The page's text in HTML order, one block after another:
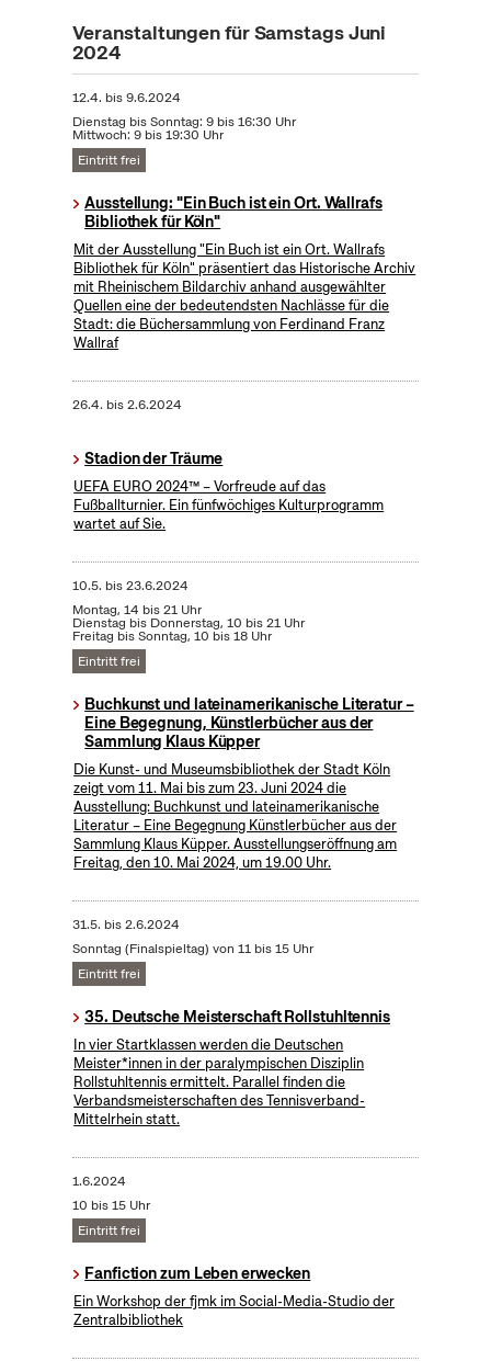
Veranstaltungen für Samstags Juni
2024
12.4. bis9.6.2024
Dienstag bis Sonntag: 9 bis 16:30 Uhr
Mittwoch: 9 bis 19:30 Uhr
Eintritt frei
Ausstellung: "Ein Buch ist ein Ort. Wallrafs
Bibliothek für Köln"
Mit der Ausstellung "Ein Buch ist ein Ort. Wallrafs
Bibliothek für Köln" präsentiert das Historische Archiv
mit Rheinischem Bildarchiv anhand ausgewählter
Quellen eine der bedeutendsten Nachlässe für die
Stadt: die Büchersammlung von Ferdinand Franz
Wallraf
26.4. bis2.6.2024
Stadion der Träume
UEFA EURO 2024™ – Vorfreude auf das
Fußballturnier. Ein fünfwöchiges Kulturprogramm
wartet auf Sie.
10.5. bis23.6.2024
Montag, 14 bis 21 Uhr
Dienstag bis Donnerstag, 10 bis 21 Uhr
Freitag bis Sonntag, 10 bis 18 Uhr
Eintritt frei
Buchkunst und lateinamerikanische Literatur –
Eine Begegnung, Künstlerbücher aus der
Sammlung Klaus Küpper
Die Kunst- und Museumsbibliothek der Stadt Köln
zeigt vom 11. Mai bis zum 23. Juni 2024 die
Ausstellung: Buchkunst und lateinamerikanische
Literatur – Eine Begegnung Künstlerbücher aus der
Sammlung Klaus Küpper. Ausstellungseröffnung am
Freitag, den 10. Mai 2024, um 19.00 Uhr.
31.5. bis2.6.2024
Sonntag (Finalspieltag) von 11 bis 15 Uhr
Eintritt frei
35. Deutsche Meisterschaft Rollstuhltennis
In vier Startklassen werden die Deutschen
Meister*innen in der paralympischen Disziplin
Rollstuhltennis ermittelt. Parallel finden die
Verbandsmeisterschaften des Tennisverband-
Mittelrhein statt.
1.6.2024
10 bis 15 Uhr
Eintritt frei
Fanfiction zum Leben erwecken
Ein Workshop der fjmk im Social-Media-Studio der
Zentralbibliothek